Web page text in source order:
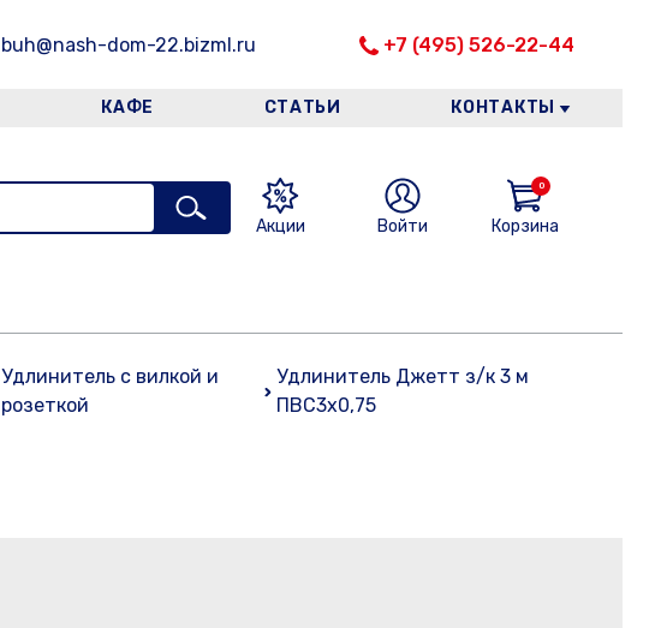
buh@nash-dom-22.bizml.ru +7 (495) 526-22-44
КАФЕ СТАТЬИ КОНТАКТЫ
Акции Войти Корзина
0
Удлинитель с вилкой и
розеткой
Удлинитель Джетт з/к 3 м
ПВС3х0,75